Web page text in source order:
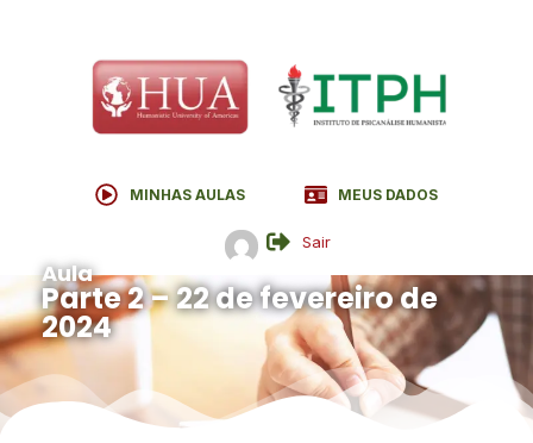
MINHAS AULAS MEUS DADOS
Sair
Aula
Parte 2 – 22 de fevereiro de
2024